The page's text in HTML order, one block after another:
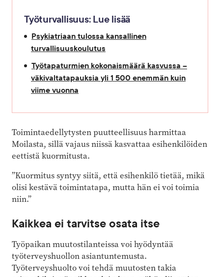
Työturvallisuus: Lue lisää
Psykiatriaan tulossa kansallinen
turvallisuuskoulutus
Työtapaturmien kokonaismäärä kasvussa –
väkivaltatapauksia yli 1 500 enemmän kuin
viime vuonna
Toimintaedellytysten puutteellisuus harmittaa
Moilasta, sillä vajaus niissä kasvattaa esihenkilöiden
eettistä kuormitusta.
”Kuormitus syntyy siitä, että esihenkilö tietää, mikä
olisi kestävä toimintatapa, mutta hän ei voi toimia
niin.”
Kaikkea ei tarvitse osata itse
Työpaikan muutostilanteissa voi hyödyntää
työterveyshuollon asiantuntemusta.
Työterveyshuolto voi tehdä muutosten takia